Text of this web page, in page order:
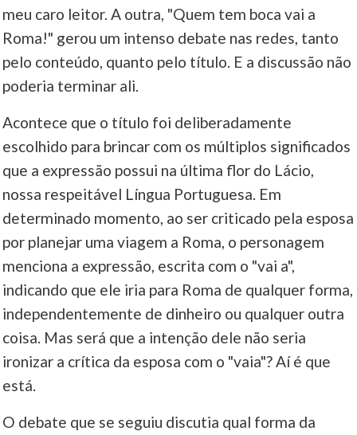
meu caro leitor. A outra, "Quem tem boca vai a
Roma!" gerou um intenso debate nas redes, tanto
pelo conteúdo, quanto pelo título. E a discussão não
poderia terminar ali.
Acontece que o título foi deliberadamente
escolhido para brincar com os múltiplos significados
que a expressão possui na última flor do Lácio,
nossa respeitável Língua Portuguesa. Em
determinado momento, ao ser criticado pela esposa
por planejar uma viagem a Roma, o personagem
menciona a expressão, escrita com o "vai a",
indicando que ele iria para Roma de qualquer forma,
independentemente de dinheiro ou qualquer outra
coisa. Mas será que a intenção dele não seria
ironizar a crítica da esposa com o "vaia"? Aí é que
está.
O debate que se seguiu discutia qual forma da